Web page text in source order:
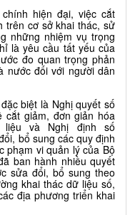
hiện đại, việc cắt
trên cơ sở khai thác, sử
những nhiệm vụ trọng
là yêu cầu tất yếu của
đo quan trọng phản
nước đối với người dân
biệt là Nghị quyết số
cắt giảm, đơn giản hóa
và Nghị định số
bổ sung các quy định
phạm vi quản lý của Bộ
ban hành nhiều quyết
sửa đổi, bổ sung theo
khai thác dữ liệu số,
địa phương triển khai